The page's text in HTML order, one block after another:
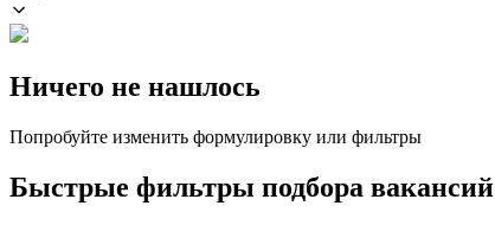
Ничего не нашлось
Попробуйте изменить формулировку или фильтры
Быстрые фильтры подбора вакансий